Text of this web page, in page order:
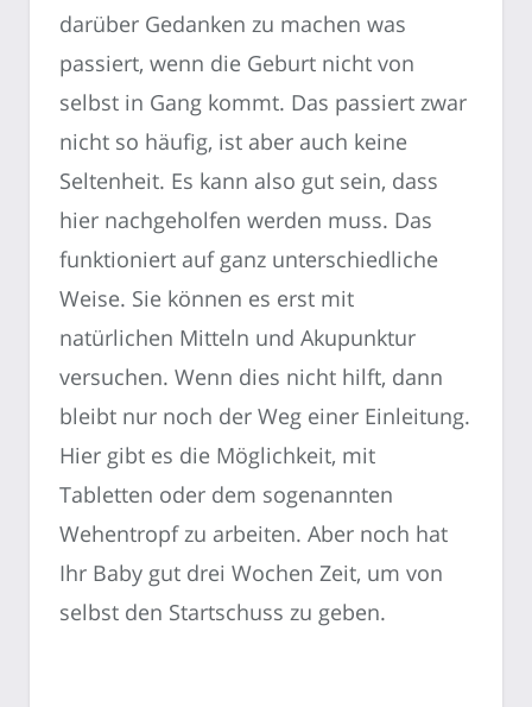
darüber Gedanken zu machen was
passiert, wenn die Geburt nicht von
selbst in Gang kommt. Das passiert zwar
nicht so häufig, ist aber auch keine
Seltenheit. Es kann also gut sein, dass
hier nachgeholfen werden muss. Das
funktioniert auf ganz unterschiedliche
Weise. Sie können es erst mit
natürlichen Mitteln und Akupunktur
versuchen. Wenn dies nicht hilft, dann
bleibt nur noch der Weg einer Einleitung.
Hier gibt es die Möglichkeit, mit
Tabletten oder dem sogenannten
Wehentropf zu arbeiten. Aber noch hat
Ihr Baby gut drei Wochen Zeit, um von
selbst den Startschuss zu geben.